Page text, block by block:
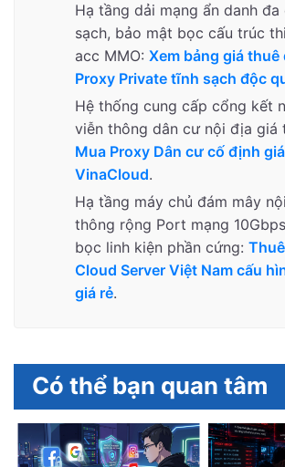
Hạ tầng dải mạng ẩn danh đa
sạch, bảo mật bọc cấu trúc
acc MMO: Xem bảng giá thuê
Proxy Private tĩnh sạch độc
Hệ thống cung cấp cổng kết
viễn thông dân cư nội địa giá
Mua Proxy Dân cư cố định
VinaCloud.
Hạ tầng máy chủ đám mây
thông rộng Port mạng
bọc linh kiện phần cứng:
Cloud Server Việt Nam cấu
giá rẻ.
Có thể bạn quan tâm